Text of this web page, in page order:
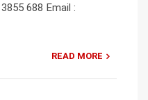
688 Email :
READ MORE